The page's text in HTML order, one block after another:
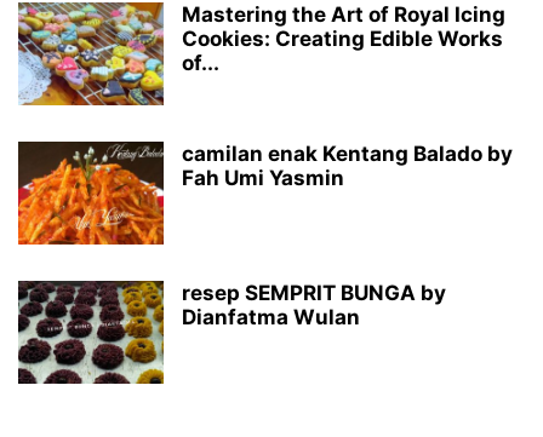
Mastering the Art of Royal Icing
Cookies: Creating Edible Works
of...
camilan enak Kentang Balado by
Fah Umi Yasmin
resep SEMPRIT BUNGA by
Dianfatma Wulan